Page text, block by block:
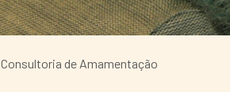
Consultoria de Amamentação